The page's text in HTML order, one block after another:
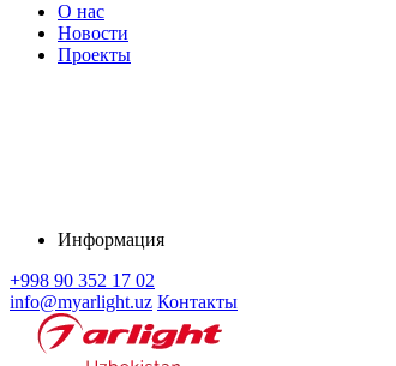
О нас
Новости
Проекты
Информация
+998 90 352 17 02
info@myarlight.uz Контакты